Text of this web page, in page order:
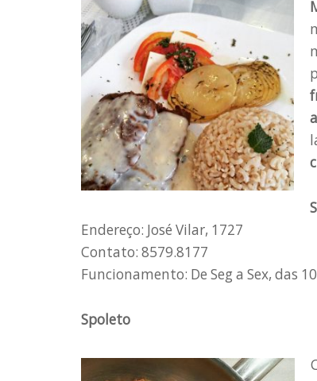
Endereço: José Vilar, 1727
Contato: 8579.8177
Funcionamento: De Seg a Sex, das
Spoleto